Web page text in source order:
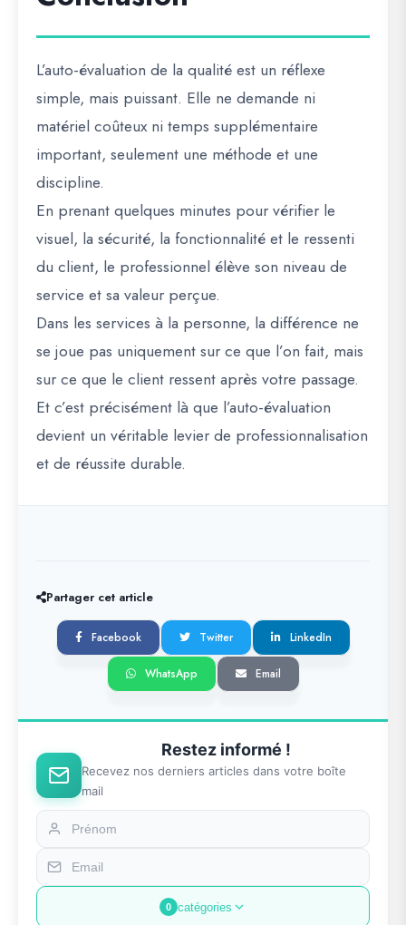
L’auto-évaluation de la qualité est un réflexe
simple, mais puissant. Elle ne demande ni
matériel coûteux ni temps supplémentaire
important, seulement une méthode et une
discipline.
En prenant quelques minutes pour vérifier le
visuel, la sécurité, la fonctionnalité et le ressenti
du client, le professionnel élève son niveau de
service et sa valeur perçue.
Dans les services à la personne, la différence ne
se joue pas uniquement sur ce que l’on fait, mais
sur ce que le client ressent après votre passage.
Et c’est précisément là que l’auto-évaluation
devient un véritable levier de professionnalisation
et de réussite durable.
Partager cet article
Facebook Twitter LinkedIn
WhatsApp Email
Restez informé !
Recevez nos derniers articles dans votre boîte
mail
0 catégories